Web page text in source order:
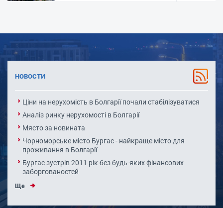
НОВОСТИ
Ціни на нерухомість в Болгарії почали стабілізуватися
Аналіз ринку нерухомості в Болгарії
Място за новината
Чорноморське місто Бургас - найкраще місто для
проживання в Болгарії
Бургас зустрів 2011 рік без будь-яких фінансових
заборгованостей
Ще